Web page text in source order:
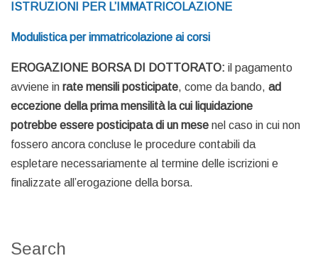
ISTRUZIONI PER L’IMMATRICOLAZIONE
Modulistica per immatricolazione ai corsi
EROGAZIONE BORSA DI DOTTORATO: il pagamento
avviene in rate mensili posticipate, come da bando, ad
eccezione della prima mensilità la cui liquidazione
potrebbe essere posticipata di un mese nel caso in cui non
fossero ancora concluse le procedure contabili da
espletare necessariamente al termine delle iscrizioni e
finalizzate all’erogazione della borsa.
Search